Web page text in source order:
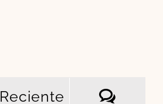
Reciente